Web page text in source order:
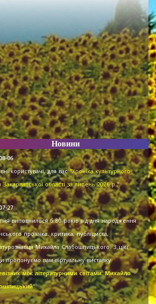
Новини
06
користувачі, для вас"Хроніка культурного
Закарпатської області за липень 2026 р.".
27
виповнилося б 80 років від дня народження
прозаїка, критика, публіциста,
Михайла Слабошпицького. З цієї
пропонуємо вам віртуальну виставку
між літературними світами: Михайло